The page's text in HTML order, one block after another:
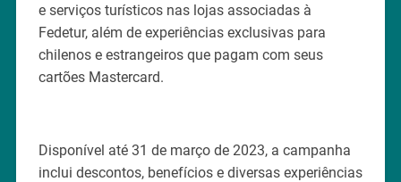
e serviços turísticos nas lojas associadas à
Fedetur, além de experiências exclusivas para
chilenos e estrangeiros que pagam com seus
cartões Mastercard.
Disponível até 31 de março de 2023, a campanha
inclui descontos, benefícios e diversas experiências